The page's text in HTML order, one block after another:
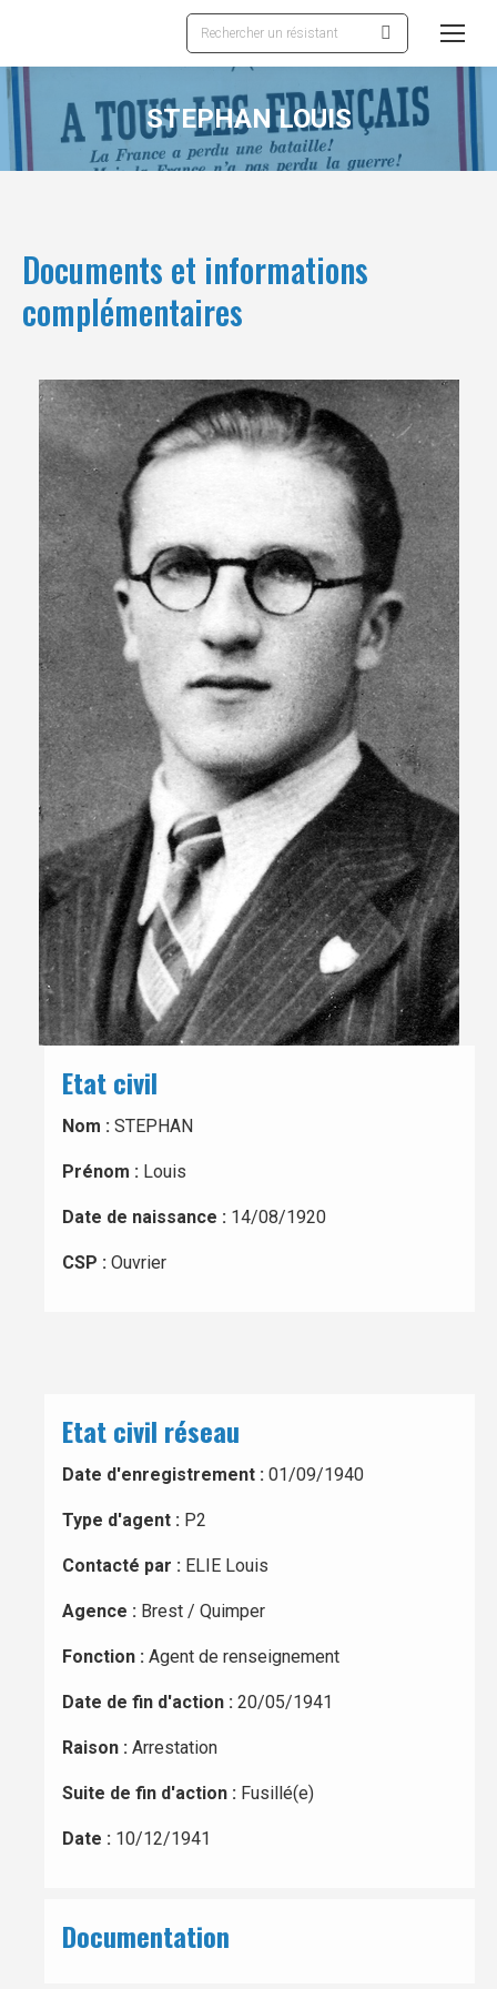
Recherche
:
STEPHAN LOUIS
Documents et informations
complémentaires
Etat civil
Nom : STEPHAN
Prénom : Louis
Date de naissance : 14/08/1920
CSP : Ouvrier
Etat civil réseau
Date d'enregistrement : 01/09/1940
Type d'agent : P2
Contacté par : ELIE Louis
Agence : Brest / Quimper
Fonction : Agent de renseignement
Date de fin d'action : 20/05/1941
Raison : Arrestation
Suite de fin d'action : Fusillé(e)
Date : 10/12/1941
Documentation